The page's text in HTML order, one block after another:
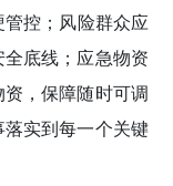
控；风险群众应
底线；应急物资
，保障随时可调
实到每一个关键